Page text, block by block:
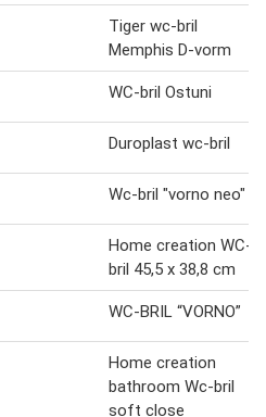
Tiger wc-bril
Memphis D-vorm
WC-bril Ostuni
Duroplast wc-bril
Wc-bril "vorno neo"
Home creation WC-
bril 45,5 x 38,8 cm
WC-BRIL “VORNO”
Home creation
bathroom Wc-bril
soft close